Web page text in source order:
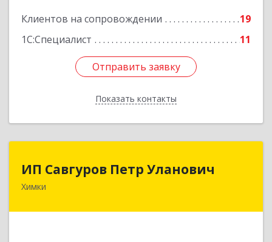
Клиентов на сопровождении
19
1С:Специалист
11
Отправить заявку
Показать контакты
Отправить заявку
Назад
ИП Савгуров Петр Уланович
Химки
141407, Московская обл, Химки г, Молодежная